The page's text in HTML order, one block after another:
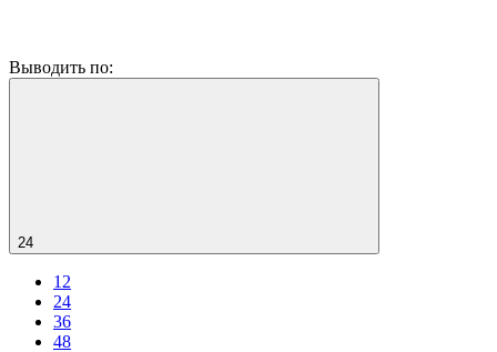
Выводить по:
24
12
24
36
48